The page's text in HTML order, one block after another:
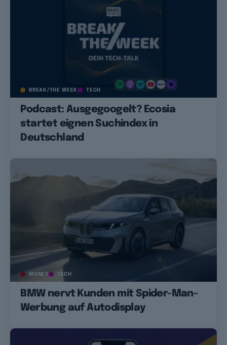
BREAK/THE WEEK TECH
Podcast: Ausgegoogelt? Ecosia
startet eignen Suchindex in
Deutschland
MONEY TECH
BMW nervt Kunden mit Spider-Man-
Werbung auf Autodisplay